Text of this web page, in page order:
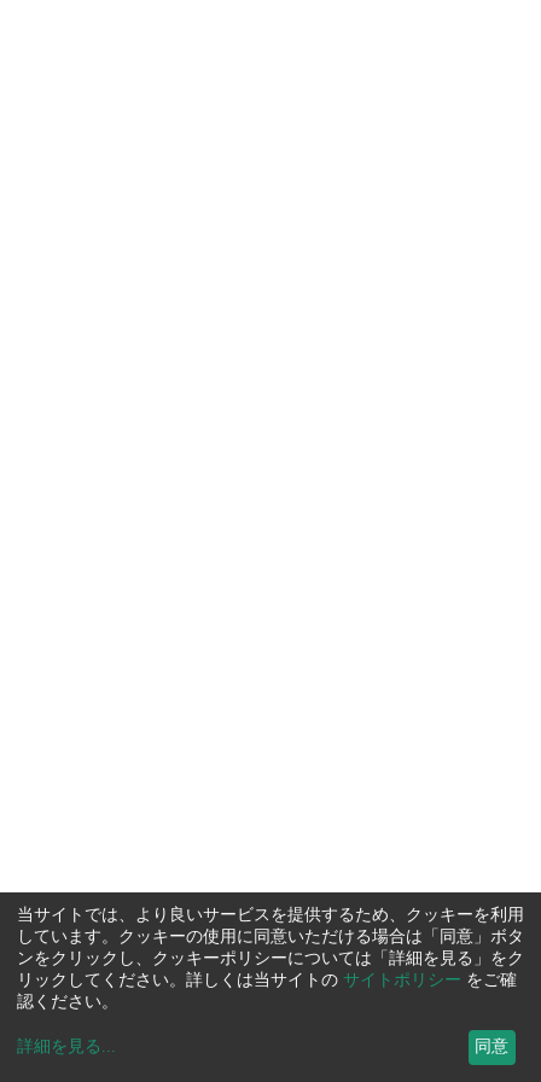
当サイトでは、より良いサービスを提供するため、クッキーを利用
しています。クッキーの使用に同意いただける場合は「同意」ボタ
ンをクリックし、クッキーポリシーについては「詳細を見る」をク
リックしてください。詳しくは当サイトの サイトポリシー をご確
認ください。
詳細を見る ... 同意